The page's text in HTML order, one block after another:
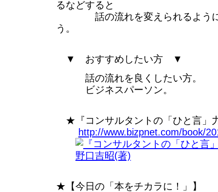
るなどすると
話の流れを変えられるように
う。
▼ おすすめしたい方 ▼
話の流れを良くしたい方。
ビジネスパーソン。
★『コンサルタントの「ひと言」
http://www.bizpnet.com/book/
★【今日の「本をチカラに！」】